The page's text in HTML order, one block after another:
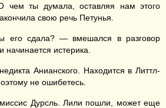
чем ты думала, оставляя нам этого
свою речь Петунья.
его сдала? — вмешался в разговор
истерика.
Анианского. Находится в Литтл-
не ошибетесь.
Дурсль. Лили пошли, может еще